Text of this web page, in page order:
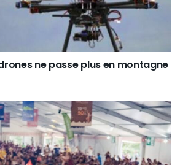
ne passe plus en montagne